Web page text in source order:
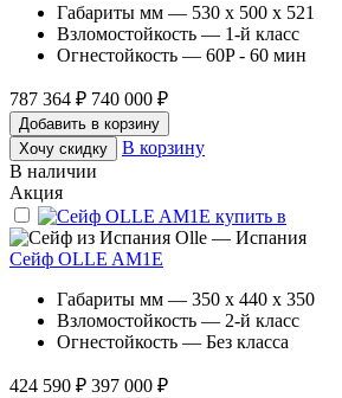
Габариты мм — 530 x 500 x 521
Взломостойкость — 1-й класс
Огнестойкость — 60P - 60 мин
787 364 ₽ 740 000 ₽
Добавить в корзину
Хочу скидку
В корзину
В наличии
Акция
Olle — Испания
Сейф OLLE AM1E
Габариты мм — 350 x 440 x 350
Взломостойкость — 2-й класс
Огнестойкость — Без класса
424 590 ₽ 397 000 ₽